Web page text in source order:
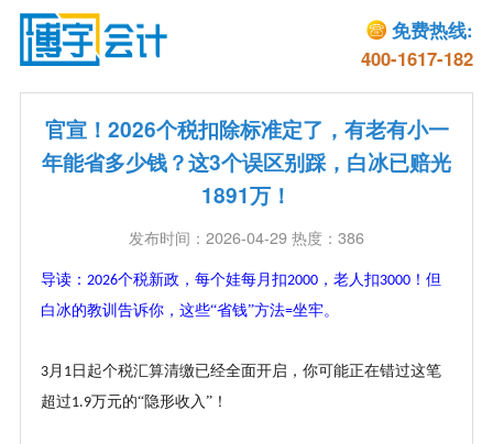
免费热线:
400-1617-182
官宣！2026个税扣除标准定了，有老有小一
年能省多少钱？这3个误区别踩，白冰已赔光
1891万！
发布时间：2026-04-29 热度：386
导读： 2026个税新政 ， 每个娃每月扣2000，老人扣3000！但
白冰的教训告诉你，这些“省钱”方法=坐牢。
3月 1日起个税汇算清缴已经全面开启，你可能正在错过这笔
超过1.9万元的“隐形收入”！